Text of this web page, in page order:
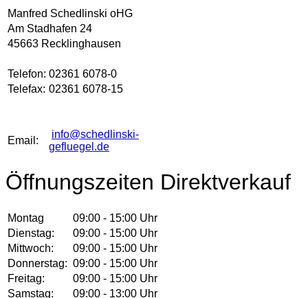
Manfred Schedlinski oHG
Am Stadhafen 24
45663 Recklinghausen
Telefon: 02361 6078-0
Telefax: 02361 6078-15
Email:
info@schedlinski-
gefluegel.de
Öffnungszeiten Direktverkauf
Montag
09:00 - 15:00 Uhr
Dienstag:
09:00 - 15:00 Uhr
Mittwoch:
09:00 - 15:00 Uhr
Donnerstag: 09:00 - 15:00 Uhr
Freitag:
09:00 - 15:00 Uhr
Samstag:
09:00 - 13:00 Uhr